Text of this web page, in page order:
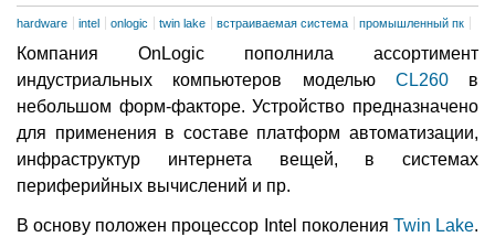
hardware intel onlogic twin lake встраиваемая система промышленный пк
Компания OnLogic пополнила ассортимент
индустриальных компьютеров моделью CL260в
небольшом форм-факторе. Устройство предназначено
для применения в составе платформ автоматизации,
инфраструктур интернета вещей, в системах
периферийных вычислений и пр.
В основу положен процессор Intel поколения Twin Lake.